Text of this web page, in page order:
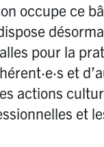
occupe ce
pour la
·e·s et
actions
et